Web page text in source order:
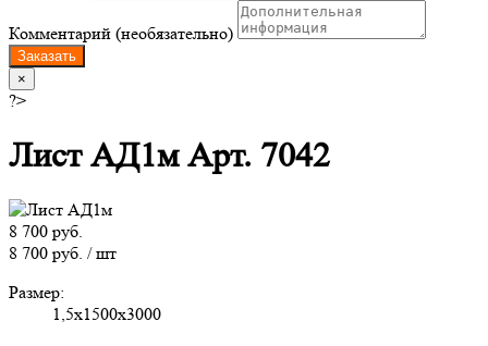
Комментарий (необязательно)
Заказать
×
?>
Лист АД1м Арт. 7042
8 700 руб.
8 700 руб. / шт
Размер:
1,5х1500х3000